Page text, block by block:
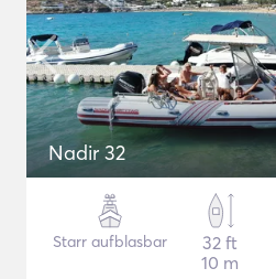
Nadir 32
Starr aufblasbar
32 ft
10 m